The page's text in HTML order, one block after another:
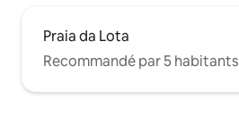
Praia da Lota
Recommandé par 5 habitants